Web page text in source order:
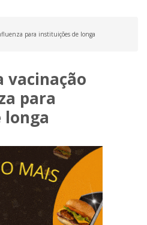
para instituições de longa
vacinação
para
longa